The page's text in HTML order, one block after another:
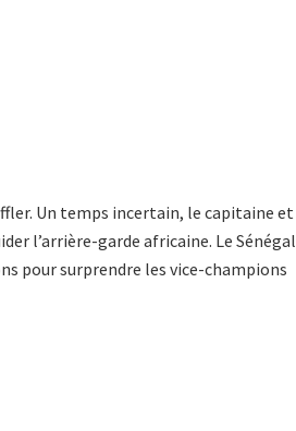
Un temps incertain, le capitaine et
l’arrière-garde africaine. Le Sénégal
pour surprendre les vice-champions